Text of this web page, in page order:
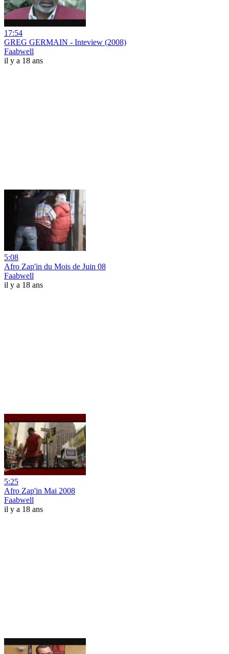
17:54
GREG GERMAIN - Inteview (2008)
Faabwell
il y a 18 ans
5:08
Afro Zap'in du Mois de Juin 08
Faabwell
il y a 18 ans
5:25
Afro Zap'in Mai 2008
Faabwell
il y a 18 ans